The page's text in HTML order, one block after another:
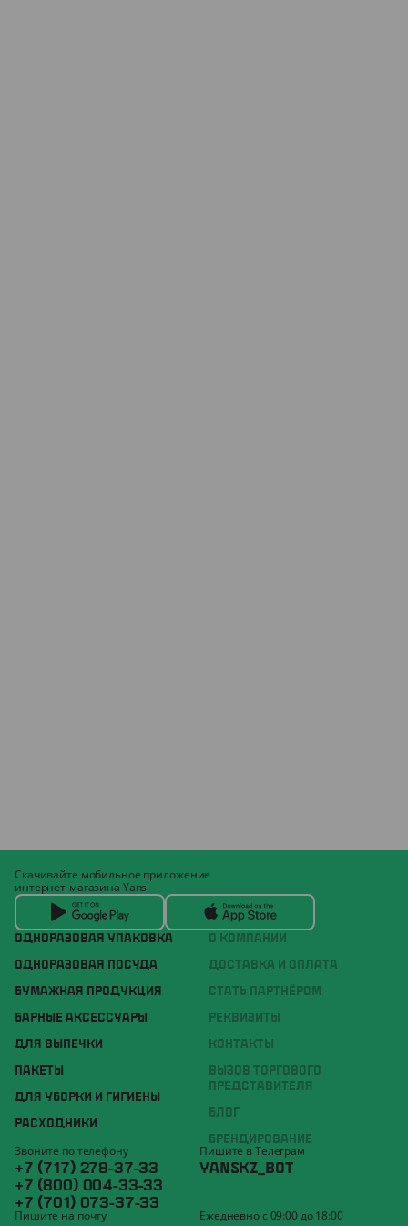
ОДНОРАЗОВАЯ УПАКОВКА
ОДНОРАЗОВАЯ ПОСУДА
БУМАЖНАЯ ПРОДУКЦИЯ
БАРНЫЕ АКСЕССУАРЫ
ДЛЯ ВЫПЕЧКИ
ПАКЕТЫ
ДЛЯ УБОРКИ И ГИГИЕНЫ
РАСХОДНИКИ
О КОМПАНИИ
ДОСТАВКА И ОПЛАТА
СТАТЬ ПАРТНЁРОМ
РЕКВИЗИТЫ
КОНТАКТЫ
ВЫЗОВ ТОРГОВОГО
ПРЕДСТАВИТЕЛЯ
БЛОГ
БРЕНДИРОВАНИЕ
Скачивайте мобильное приложение
интернет-магазина Yans
Звоните по телефону
+7 (717) 278-37-33
+7 (800) 004-33-33
+7 (701) 073-37-33
Пишите в Телеграм
YANSKZ_BOT
Пишите на почту Ежедневно с 09:00 до 18:00